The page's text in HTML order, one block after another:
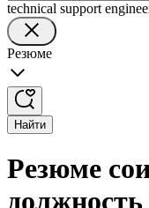
technical support
Резюме
Найти
Резюме